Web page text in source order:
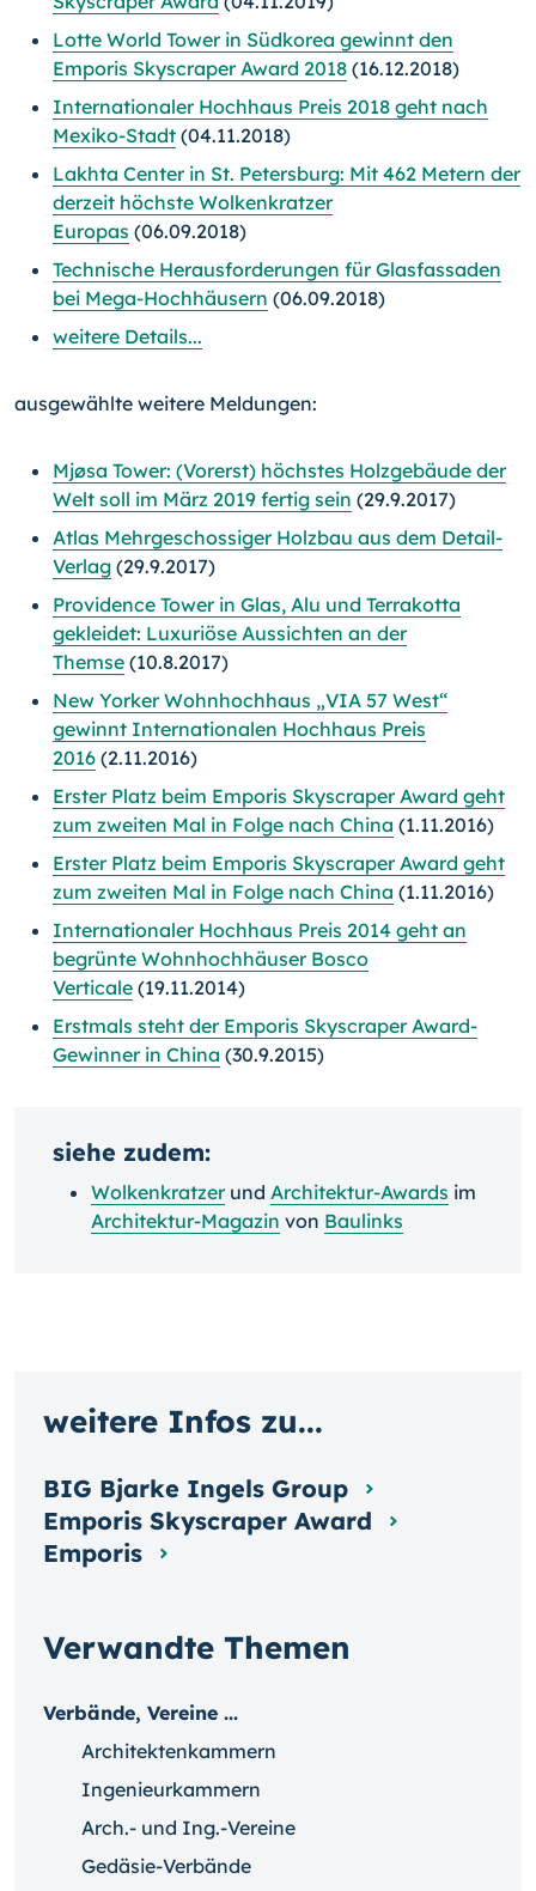
Lotte World Tower in Südkorea gewinnt den
Emporis Skyscraper Award 2018 (16.12.2018)
Internationaler Hochhaus Preis 2018 geht nach
Mexiko-Stadt (04.11.2018)
Lakhta Center in St. Petersburg: Mit 462 Metern der
derzeit höchste Wolkenkratzer
Europas (06.09.2018)
Technische Herausforderungen für Glasfassaden
bei Mega-Hochhäusern (06.09.2018)
weitere Details...
ausgewählte weitere Meldungen:
Mjøsa Tower: (Vorerst) höchstes Holzgebäude der
Welt soll im März 2019 fertig sein (29.9.2017)
Atlas Mehrgeschossiger Holzbau aus dem Detail-
Verlag (29.9.2017)
Providence Tower in Glas, Alu und Terrakotta
gekleidet: Luxuriöse Aussichten an der
Themse (10.8.2017)
New Yorker Wohnhochhaus „VIA 57 West“
gewinnt Internationalen Hochhaus Preis
2016 (2.11.2016)
Erster Platz beim Emporis Skyscraper Award geht
zum zweiten Mal in Folge nach China (1.11.2016)
Erster Platz beim Emporis Skyscraper Award geht
zum zweiten Mal in Folge nach China (1.11.2016)
Internationaler Hochhaus Preis 2014 geht an
begrünte Wohnhochhäuser Bosco
Verticale (19.11.2014)
Erstmals steht der Emporis Skyscraper Award-
Gewinner in China (30.9.2015)
siehe zudem:
Wolkenkratzerund Architektur-Awards im
Architektur-Magazin von Baulinks
Verwandte Themen
Verbände, Vereine ...
Architektenkammern
Ingenieurkammern
Arch.- und Ing.-Vereine
Gedäsie-Verbände
weitere Infos zu...
BIG Bjarke Ingels Group
Emporis Skyscraper Award
Emporis